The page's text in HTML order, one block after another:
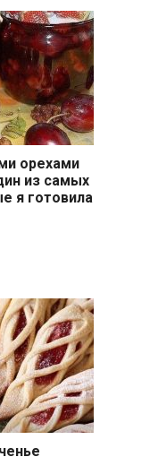
орехами
из самых
я готовила